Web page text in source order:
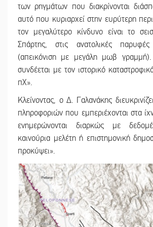
των ρηγμάτων που διακρίνονται
αυτό που κυριαρχεί στην ευρύτερη
τον μεγαλύτερο κίνδυνο είναι το
Σπάρτης, στις ανατολικές
(απεικόνιση με μεγάλη μωβ
συνδέεται με τον ιστορικό
πΧ».
Κλείνοντας, ο Δ. Γαλανάκης
πληροφοριών που εμπεριέχονται στα
ενημερώνονται διαρκώς με
καινούρια μελέτη ή επιστημονική
προκύψει».